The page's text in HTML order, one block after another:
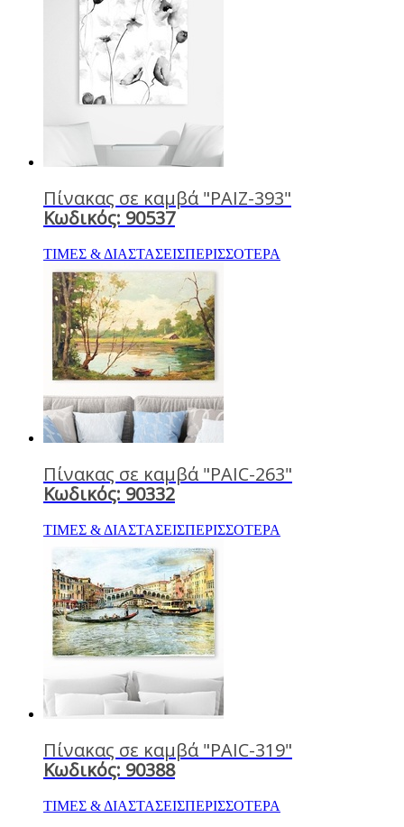
Πίνακας σε καμβά "PAIZ-393"
Κωδικός: 90537
ΤΙΜΕΣ & ΔΙΑΣΤΑΣΕΙΣΠΕΡΙΣΣΟΤΕΡΑ
Πίνακας σε καμβά "PAIC-263"
Κωδικός: 90332
ΤΙΜΕΣ & ΔΙΑΣΤΑΣΕΙΣΠΕΡΙΣΣΟΤΕΡΑ
Πίνακας σε καμβά "PAIC-319"
Κωδικός: 90388
ΤΙΜΕΣ & ΔΙΑΣΤΑΣΕΙΣΠΕΡΙΣΣΟΤΕΡΑ